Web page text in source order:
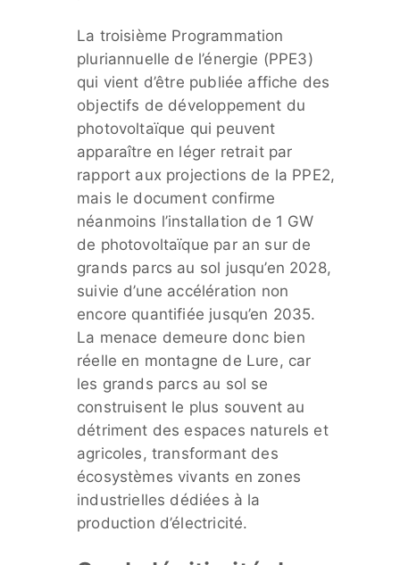
La troisième Programmation
pluriannuelle de l’énergie (PPE3)
qui vient d’être publiée affiche des
objectifs de développement du
photovoltaïque qui peuvent
apparaître en léger retrait par
rapport aux projections de la PPE2,
mais le document confirme
néanmoins l’installation de 1 GW
de photovoltaïque par an sur de
grands parcs au sol jusqu’en 2028,
suivie d’une accélération non
encore quantifiée jusqu’en 2035.
La menace demeure donc bien
réelle en montagne de Lure, car
les grands parcs au sol se
construisent le plus souvent au
détriment des espaces naturels et
agricoles, transformant des
écosystèmes vivants en zones
industrielles dédiées à la
production d’électricité.